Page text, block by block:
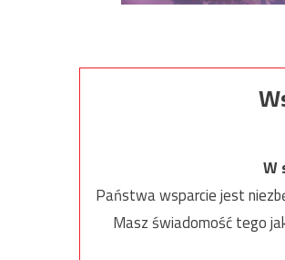
W
Państwa wsparcie jest
Masz świadomość tego